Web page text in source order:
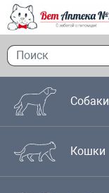
Собаки
Кошки